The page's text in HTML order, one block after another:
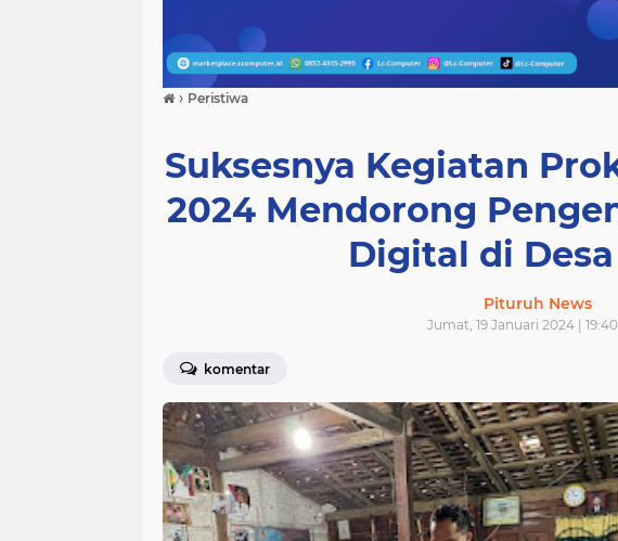
› Peristiwa
Suksesnya Kegiatan
2024 Mendorong
Digital di Desa
Pituruh News
Jumat, 19 Januari 2024 |
komentar